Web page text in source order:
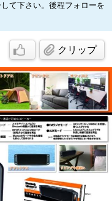
て下さい。後程フォローを
クリップ